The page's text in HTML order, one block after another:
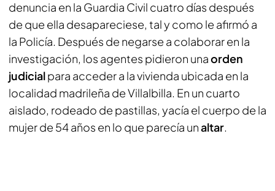
denuncia en la Guardia Civil cuatro días después
de que ella desapareciese, tal y como le afirmó a
la Policía. Después de negarse a colaborar en la
investigación, los agentes pidieron unaorden
judicialpara acceder a la vivienda ubicada en la
localidad madrileña de Villalbilla. En un cuarto
aislado, rodeado de pastillas, yacía el cuerpo de la
mujer de 54 años en lo que parecía unaltar.